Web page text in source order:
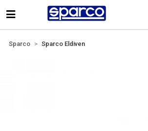
Sparco Sparco Eldiven